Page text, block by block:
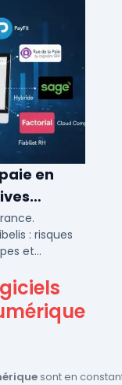
en
: risques
et
sont en